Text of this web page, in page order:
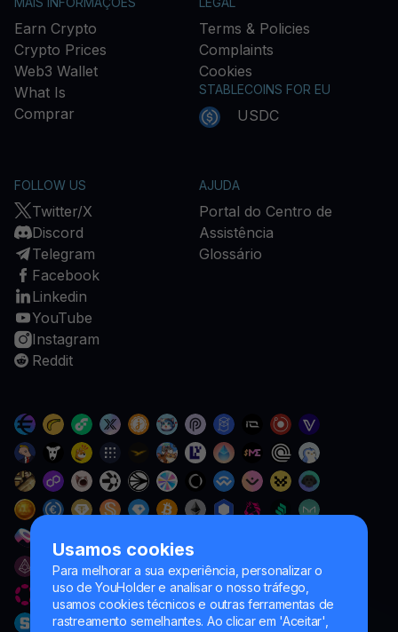
Usamos cookies
Para melhorar a sua experiência, personalizar o
uso de YouHolder e analisar o nosso tráfego,
usamos cookies técnicos e outras ferramentas de
rastreamento semelhantes. Ao clicar em 'Aceitar',
Earn Crypto
Crypto Prices
Web3 Wallet
What Is
Comprar
Terms & Policies
Complaints
Cookies
STABLECOINS FOR EU
USDC
FOLLOW US
Twitter/X
Discord
Telegram
Facebook
Linkedin
YouTube
Instagram
Reddit
AJUDA
Portal do Centro de
Assistência
Glossário